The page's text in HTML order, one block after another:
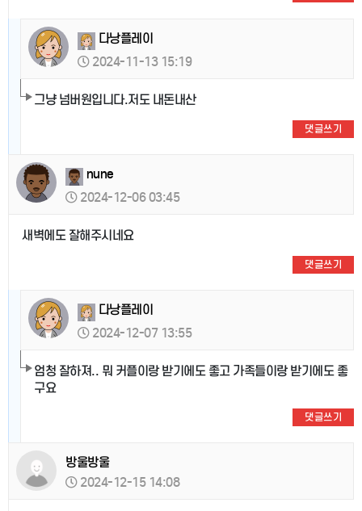
다낭플레이
2024-11-13 15:19
그냥 넘버원입니다.저도 내돈내산
댓글쓰기
nune
2024-12-06 03:45
새벽에도 잘해주시네요
댓글쓰기
다낭플레이
2024-12-07 13:55
엄청 잘하져.. 뭐 커플이랑 받기에도 좋고 가족들이랑 받기에도 좋
구요
댓글쓰기
방울방울
2024-12-15 14:08